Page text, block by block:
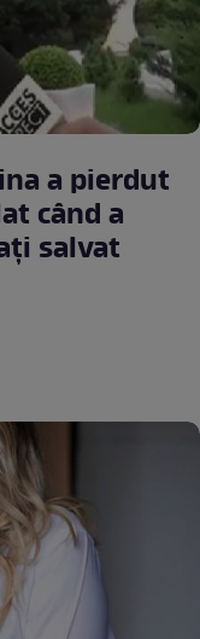
a pierdut
când a
salvat